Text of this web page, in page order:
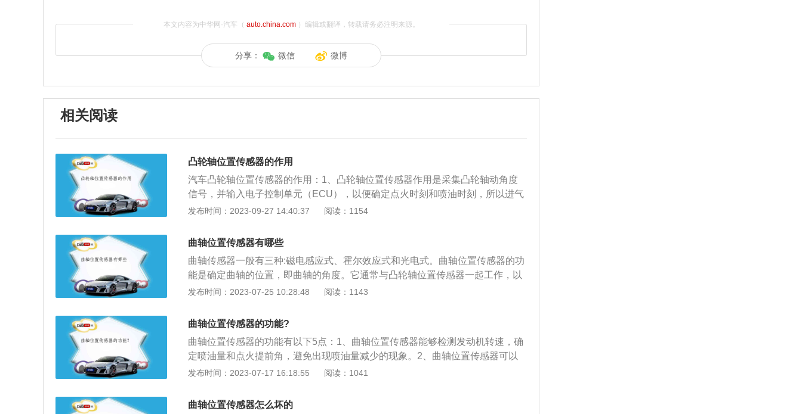
本文内容为中华网·汽车（ auto.china.com）编辑或翻译，转载请务必注明来源。
分享： 微信 微博
相关阅读
凸轮轴位置传感器的作用
汽车凸轮轴位置传感器的作用：1、凸轮轴位置传感器作用是采集凸轮轴动角度
信号，并输入电子控制单元（ECU），以便确定点火时刻和喷油时刻，所以进气
和排气都有；2、从而进行顺序喷油控制、点火时刻控制和爆燃控制。此外，凸
器能够识别哪一个气缸活塞即将到达上止点，所以称为气缸识别传感器；3、凸
轮轴位置传感器和曲轴位置传感器的结构和工作原理基本相同，而且通常安装在
一起，只是各车型安装位置不同，但必须安装在与曲轴有精确传动关系的位置
处，如曲轴、凸轮轴、飞轮或分电器处；4、单纯用曲轴传感器电喷系统的ECU
里专门有一个区分点火的程序，来分辨汽缸点火顺序，它区别于用两个传感器的
过“计数”区分出在同一曲轴角度的不同的点火汽缸，所以用一个传感器就够用。
凸轮轴位置传感器又称为气缸识别传感器，为了区别于曲轴位置传感器（CP
S），凸轮轴位置传感器一般都用CIS表示。凸轮轴位置传感器的功用是采集配气
序喷油控制、点火时刻控制和爆燃控制。此外，凸轮轴位置信号还用于发动机起
将到达上止点，所以称为气缸识别传感器。
发布时间：2023-09-27 14:40:37 阅读：1154
曲轴位置传感器有哪些
曲轴传感器一般有三种:磁电感应式、霍尔效应式和光电式。曲轴位置传感器的功
能是确定曲轴的位置，即曲轴的角度。它通常与凸轮轴位置传感器一起工作，以
确定基本点火时间。1、磁电感应式。磁电感应式转速传感器和曲轴位置传感器
速转子)组成，转子随分电器轴一起旋转。正时转子有一、二或四个齿等多种形
式，转速转子为24个齿。永磁感应检测线圈固定在分电器体上。若已知转速传感
器信号和曲轴位置传感器信号，以及各缸的工作顺序，就可知道各缸的曲轴位
置。磁电感应式转速传感器和曲轴位置传感器的转子信号盘也可安装在曲轴或凸
轮轴上。2、霍尔效应式。霍尔效应式转速传感器和曲轴位置传感器是一种利用
装的霍尔芯片和永久磁铁作成整体固定在分电器盘上。触发叶轮上的缺口数和发
发布时间：2023-07-25 10:28:48 阅读：1143
曲轴位置传感器的功能?
曲轴位置传感器的功能有以下5点：1、曲轴位置传感器能够检测发动机转速，确
定喷油量和点火提前角，避免出现喷油量减少的现象。2、曲轴位置传感器可以
检测发动机基准缸的基准位置，进行缸序判别。3、曲轴位置传感器能够检测曲
车点火的最佳时刻。4、曲轴位置传感器除了控制喷油和点火之外，还用于怠速
发布时间：2023-07-17 16:18:55 阅读：1041
曲轴位置传感器怎么坏的